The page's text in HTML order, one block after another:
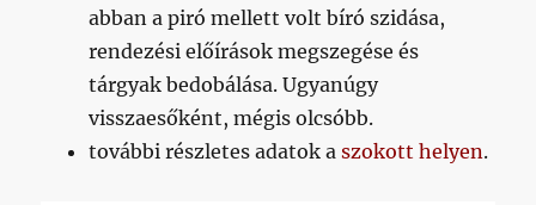
abban a piró mellett volt bíró szidása,
rendezési előírások megszegése és
tárgyak bedobálása. Ugyanúgy
visszaesőként, mégis olcsóbb.
további részletes adatok aszokott helyen.